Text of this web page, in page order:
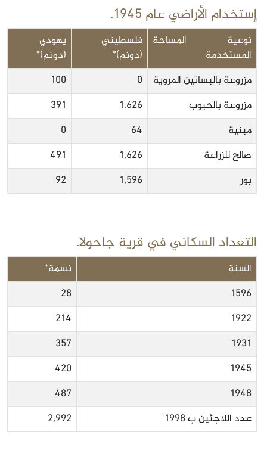
إستخدام الأراضي عام 1945.
نوعية المساحة
المستخدمة
فلسطيني
(دونم)*
يهودي
(دونم)*
مزروعة بالبساتين المروية
0
100
مزروعة بالحبوب
1,626
391
مبنية
64
0
صالح للزراعة
1,626
491
بور
1,596
92
التعداد السكاني في قرية جاحولا.
السنة
نسمة*
1596
28
1922
214
1931
357
1945
420
1948
487
عدد اللاجئين ب 1998
2,992